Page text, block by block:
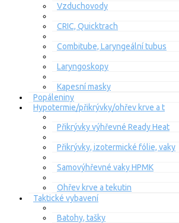
Vzduchovody
CRIC, Quicktrach
Combitube, Laryngeální tubus
Laryngoskopy
Kapesní masky
Popáleniny
Hypotermie/přikrývky/ohřev krve a t
Přikrývky výhřevné Ready Heat
Přikrývky, izotermické fólie, vaky
Samovýhřevné vaky HPMK
Ohřev krve a tekutin
Taktické vybavení
Batohy, tašky